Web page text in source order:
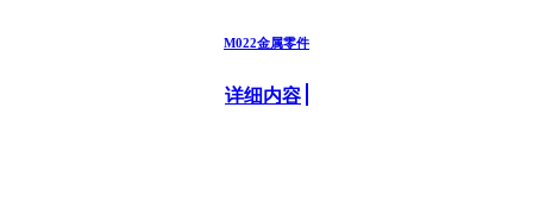
M022金属零件
详细内容